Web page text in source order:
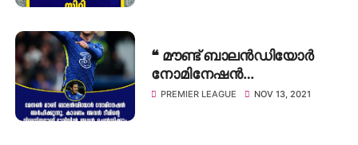
❝ മൗണ്ട് ബാലൻഡിയോർ
നോമിനേഷൻ
അർഹിക്കുന്നു, കാരണം
PREMIER LEAGUE NOV 13, 2021